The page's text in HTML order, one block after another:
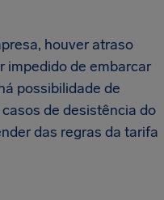
houver atraso
impedido de embarcar
possibilidade de
de desistência do
das regras da tarifa